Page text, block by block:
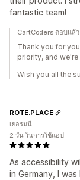
fantastic team!
CartCoders ตอบแล้
Thank you for
priority, and
Wish you all the
As accessibility
in Germany, I
ROTE.PLACE
เยอรมนี
2 วัน ในการใช้แอป